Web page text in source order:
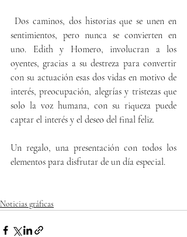
Dos caminos, dos historias que se unen en
sentimientos, pero nunca se convierten en
uno. Edith y Homero, involucran a los
oyentes, gracias a su destreza para convertir
con su actuación esas dos vidas en motivo de
interés, preocupación, alegrías y tristezas que
solo la voz humana, con su riqueza puede
captar el interés y el deseo del final feliz.
Un regalo, una presentación con todos los
elementos para disfrutar de un día especial.
Noticias gráficas